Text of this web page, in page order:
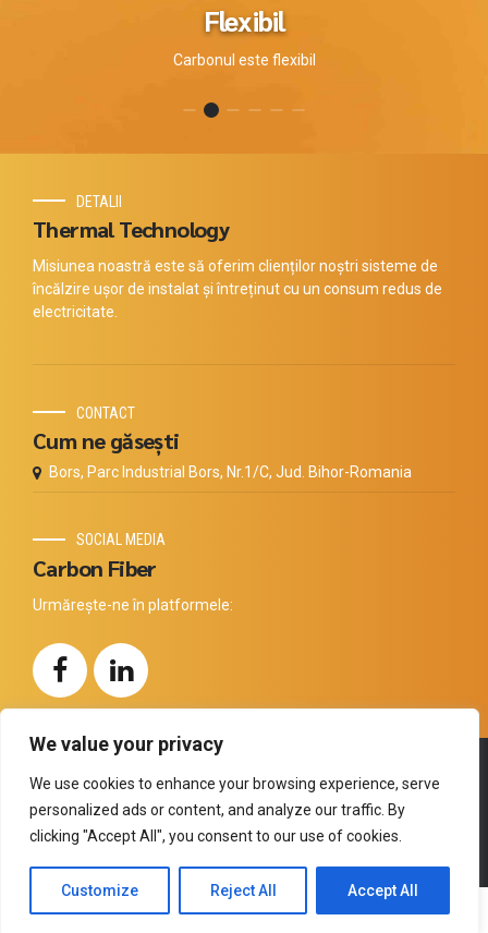
We value your privacy
We use cookies to enhance your browsing experience, serve
personalized ads or content, and analyze our traffic. By
clicking "Accept All", you consent to our use of cookies.
Customize Reject All Accept All
Flexibil
Carbonul este flexibil
DETALII
Thermal Technology
Misiunea noastră este să oferim clienților noștri sisteme de
încălzire ușor de instalat și întreținut cu un consum redus de
electricitate.
CONTACT
Cum ne găsești
Bors, Parc Industrial Bors, Nr.1/C, Jud. Bihor-Romania
SOCIAL MEDIA
Carbon Fiber
Urmărește-ne în platformele:
Copyright by Thermal Technology . All rights reserved.